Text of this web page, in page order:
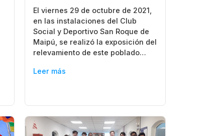
El viernes 29 de octubre de 2021,
en las instalaciones del Club
Social y Deportivo San Roque de
Maipú, se realizó la exposición del
relevamiento de este poblado…
Leer más